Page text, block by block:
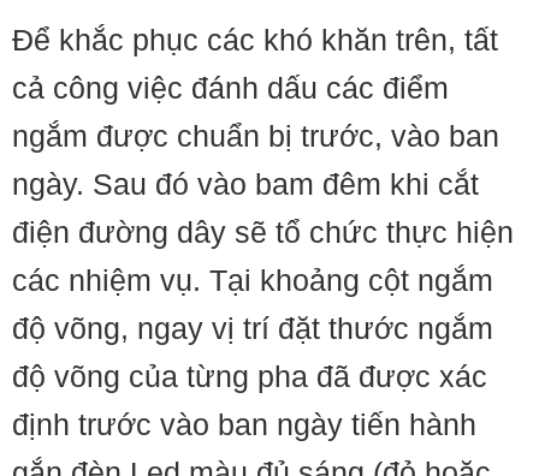
Để khắc phục các khó khăn trên, tất
cả công việc đánh dấu các điểm
ngắm được chuẩn bị trước, vào ban
ngày. Sau đó vào bam đêm khi cắt
điện đường dây sẽ tổ chức thực hiện
các nhiệm vụ. Tại khoảng cột ngắm
độ võng, ngay vị trí đặt thước ngắm
độ võng của từng pha đã được xác
định trước vào ban ngày tiến hành